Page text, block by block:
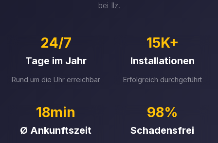
bei Ilz.
24/7
Tage im Jahr
Rund um die Uhr erreichbar
15K+
Installationen
Erfolgreich durchgeführt
18min
Ø Ankunftszeit
98%
Schadensfrei